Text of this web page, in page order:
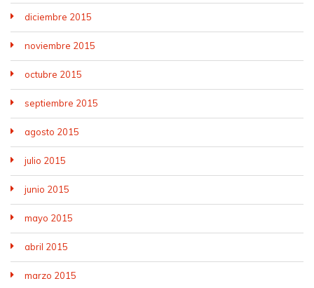
diciembre 2015
noviembre 2015
octubre 2015
septiembre 2015
agosto 2015
julio 2015
junio 2015
mayo 2015
abril 2015
marzo 2015